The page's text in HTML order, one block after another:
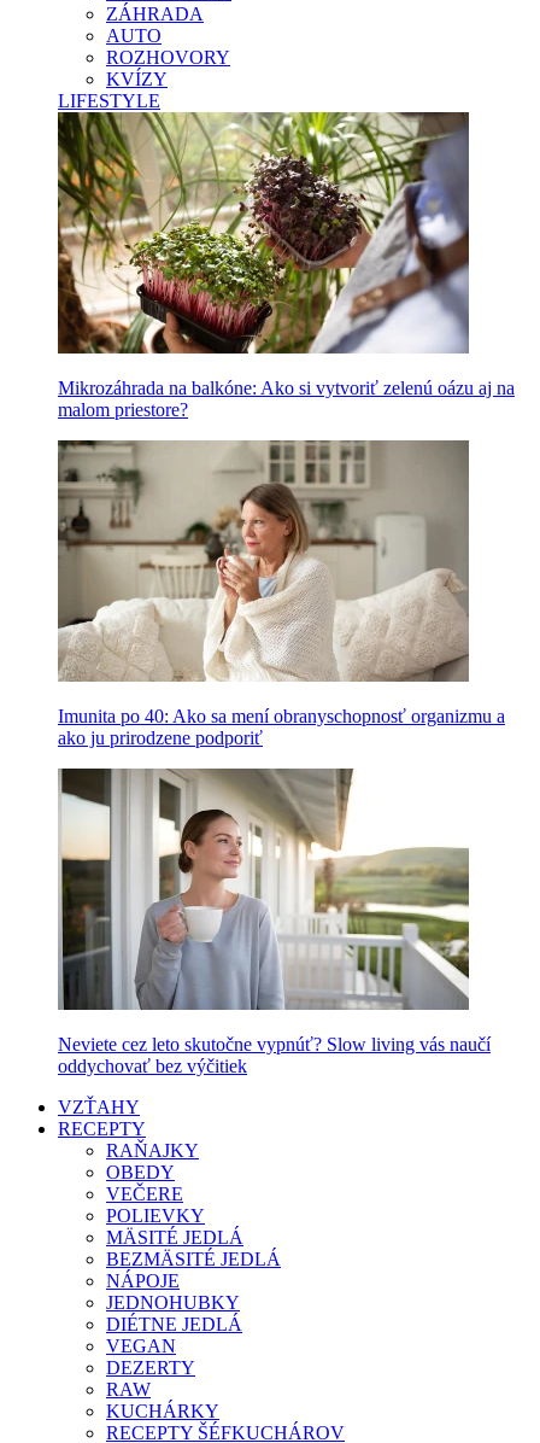
ZÁHRADA
AUTO
ROZHOVORY
KVÍZY
LIFESTYLE
Mikrozáhrada na balkóne: Ako si vytvoriť zelenú oázu aj na
malom priestore?
Imunita po 40: Ako sa mení obranyschopnosť organizmu a
ako ju prirodzene podporiť
Neviete cez leto skutočne vypnúť? Slow living vás naučí
oddychovať bez výčitiek
VZŤAHY
RECEPTY
RAŇAJKY
OBEDY
VEČERE
POLIEVKY
MÄSITÉ JEDLÁ
BEZMÄSITÉ JEDLÁ
NÁPOJE
JEDNOHUBKY
DIÉTNE JEDLÁ
VEGAN
DEZERTY
RAW
KUCHÁRKY
RECEPTY ŠÉFKUCHÁROV